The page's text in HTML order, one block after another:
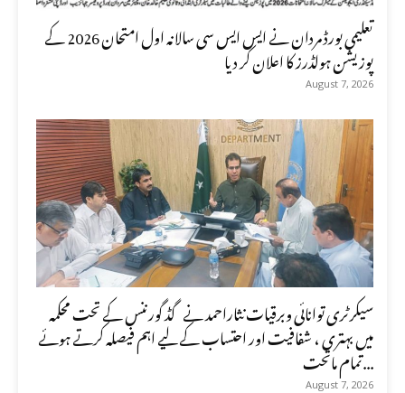
تعلیمی بورڈ مردان نے ایس ایس سی سالانہ اول امتحان 2026 کے
پوزیشن ہولڈرز کا اعلان کر دیا
August 7, 2026
سیکرٹری توانائی وبرقیات نثاراحمد نے گڈ گورننس کے تحت محکمہ
میں بہتری ، شفافیت اور احتساب کے لیے اہم فیصلہ کرتے ہوئے
تمام ماتحت...
August 7, 2026